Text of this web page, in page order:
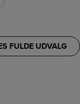
FULDE UDVALG